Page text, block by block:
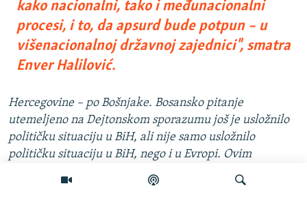
kako nacionalni, tako i međunacionalni
procesi, i to, da apsurd bude potpun – u
višenacionalnoj državnoj zajednici", smatra
Enver Halilović.
Hercegovine – po Bošnjake. Bosansko pitanje
utemeljeno na Dejtonskom sporazumu još je usložnilo
političku situaciju u BiH, ali nije samo usložnilo
političku situaciju u BiH, nego i u Evropi. Ovim
mirovnim sporazumom Evropa nije postala, postigla ili
pojačala svoje jedinstvo niti stabilnost. Filozofija